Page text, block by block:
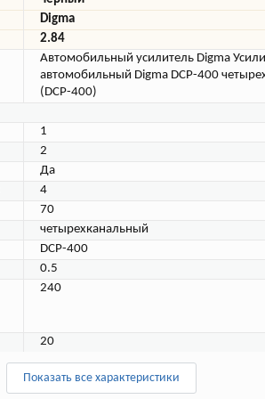
Digma
2.84
Автомобильный усилитель Digma
автомобильный Digma DCP-400
(DCP-400)
1
2
Да
4
70
четырехканальный
DCP-400
0.5
240
20
Показать все характеристики